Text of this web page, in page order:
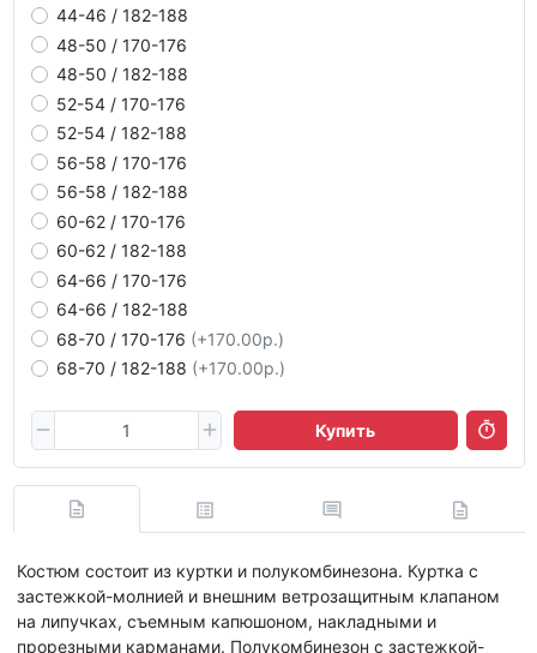
44-46 / 182-188
48-50 / 170-176
48-50 / 182-188
52-54 / 170-176
52-54 / 182-188
56-58 / 170-176
56-58 / 182-188
60-62 / 170-176
60-62 / 182-188
64-66 / 170-176
64-66 / 182-188
68-70 / 170-176 (+170.00р.)
68-70 / 182-188 (+170.00р.)
Купить
Костюм состоит из куртки и полукомбинезона. Куртка с
застежкой-молнией и внешним ветрозащитным клапаном
на липучках, съемным капюшоном, накладными и
прорезными карманами. Полукомбинезон с застежкой-